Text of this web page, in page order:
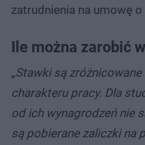
zatrudnienia na umowę o
Ile można zarobić
„Stawki są
charakteru pracy. Dla
od ich wynagrodzeń nie
są pobierane zaliczki na